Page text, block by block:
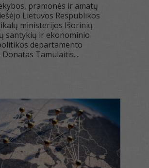
pramonės ir amatų
Lietuvos Respublikos
ministerijos Išorinių
santykių ir ekonominio
departamento
Tamulaitis....